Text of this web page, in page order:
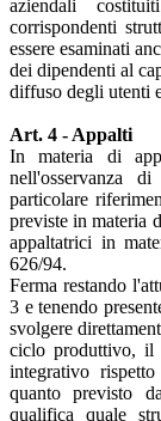
aziendali
corrispondenti
essere esaminati
dei dipendenti al
diffuso degli utenti
Art. 4 - Appalti
In materia di
nell'osservanza
particolare
previste in materia
appaltatrici in
626/94.
Ferma restando
3 e tenendo
svolgere
ciclo produttivo, il
integrativo
quanto previsto
qualifica quale